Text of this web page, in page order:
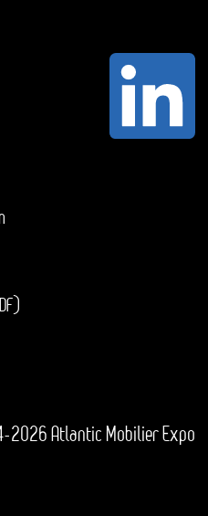
2026 Atlantic Mobilier Expo